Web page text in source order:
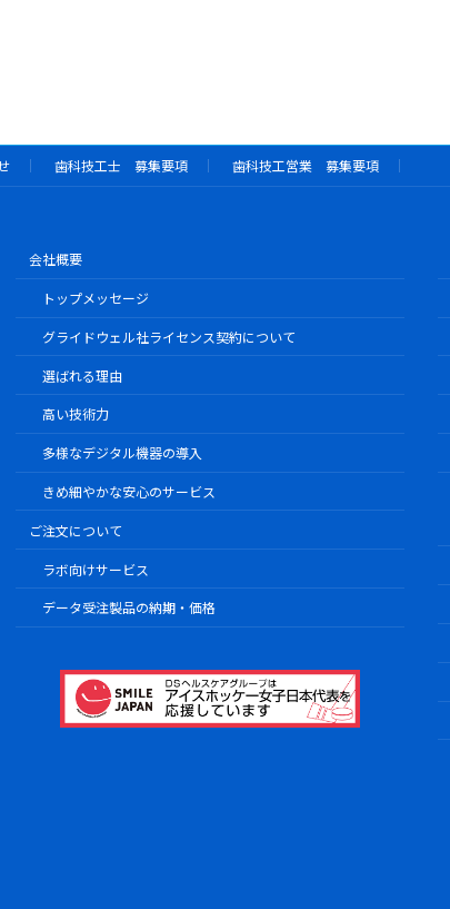
歯科技工士 募集要項 歯科技工営業 募集要項
会社概要
トップメッセージ
グライドウェル社ライセンス契約について
選ばれる理由
高い技術力
多様なデジタル機器の導入
きめ細やかな安心のサービス
ご注文について
ラボ向けサービス
データ受注製品の納期・価格